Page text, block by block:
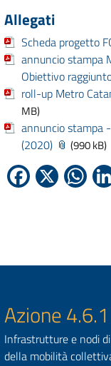
Allegati
Scheda progetto
annuncio stampa
Obiettivo
roll-up Metro
MB)
annuncio stampa
(2020)
(990 kB)
X
Azione 4.6.1
Infrastrutture e nodi
della mobilità